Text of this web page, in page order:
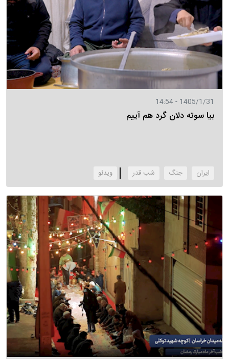
1405/1/31 - 14:54
بیا سوته دلان گرد هم آییم
ایران جنگ شب قدر ‌ویدئو